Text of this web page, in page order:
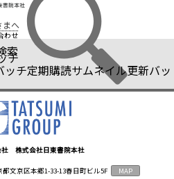
まへ
わせ
索
チ
ッチ定期購読サムネイル更新バッ
社 株式会社日東書院本社
文京区本郷1-33-13春日町ビル5F MAP